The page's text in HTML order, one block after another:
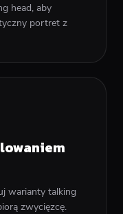
head, aby
portret z
warianty talking
zwycięzcę.